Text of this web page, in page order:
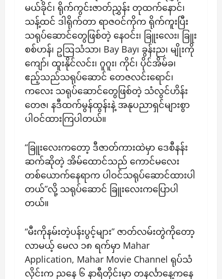
မယ်ခိုင်၊ ရိုက်ကွင်းဇာတ်ညွှန်း တုထက်နောင်၊
သန့်ထင် ဒါရိုက်တာ ရာဇဝင်ကိုက ရိုက်ကူးပြီး
သရုပ်ဆောင်တွေဖြစ်တဲ့ နေဝင်း၊ ခြူးလေး၊ ခြူး
စစ်ဟန်၊ ဥဩသံသာ၊ Bay Bay၊ ခွန်းည၊ မျိုးကို
ကျော်၊ ထူးနိုင်လင်း၊ ဂူဂူး၊ ကိုင်၊ ပိုင်အိမ်ခ၊
ဧည့်သည်သရုပ်ဆောင် တေဇလင်းရောင်၊
ကလေး သရုပ်ဆောင်တွေဖြစ်တဲ့ သံလွင်ဟိန်း
တေဇ၊ နဒီထက်မွန်ထွန်းနဲ့ အနုပညာရှင်များစွာ
ပါဝင်ထားကြပါတယ်။
“ခြူးလေးကတော့ ဒီဇာတ်ကားထဲမှာ ဒေစီနန်း
ဆက်ဆိုတဲ့ အိမ်ထောင်သည် ကောင်မလေး
တစ်ယောက်နေရာက ပါဝင်သရုပ်ဆောင်ထားပါ
တယ်”လို့ သရုပ်ဆောင် ခြူးလေးကပြောပါ
တယ်။
“မီးကိုနမ်းတဲ့ပန်းပွင့်များ” ဇာတ်လမ်းတွဲကိုတော့
လာမယ့် မေလ ၁၈ ရက်မှာ Mahar
Application, Mahar Movie Channel ရုပ်သံ
လိုင်းက ညနေ ၆ နာရီတိုင်းမှာ တနင်္လာနေ့ကနေ